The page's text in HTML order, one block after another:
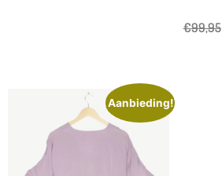
€99,95
Aanbieding!